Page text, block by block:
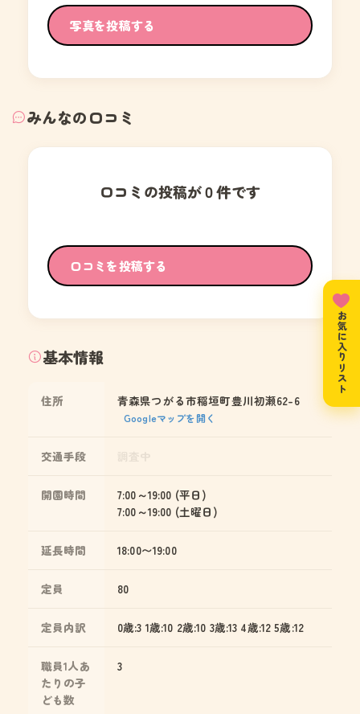
写真を投稿する
みんなの口コミ
口コミの投稿が０件です
口コミを投稿する
基本情報
住所 青森県つがる市稲垣町豊川初瀬62-6
Googleマップを開く
交通手段
開園時間
7:00～19:00 (平日)
7:00～19:00 (土曜日)
延長時間 18:00〜19:00
定員 80
定員内訳 0歳:3 1歳:10 2歳:10 3歳:13 4歳:12 5歳:12
職員1人あ
たりの子
ども数
3
お気に入りリスト